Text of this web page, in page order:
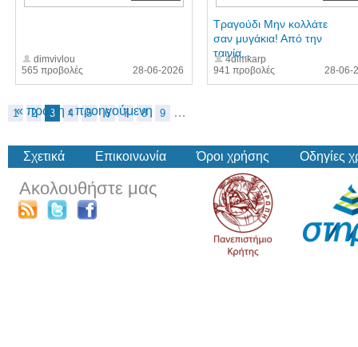
565 προβολές
dimvivlou
28-06-2026
941 προβολές
Τραγούδι Μην κολλάτε
σαν μυγάκια! Από την
ταινία...
4dimkarp
28-06-
« πρώτη ‹ προηγούμενη
1 2 3 4 5 6 7 8 9 …
Σχετικά Επικοινωνία Όροι χρήσης Οδηγίες
Ακολουθήστε μας